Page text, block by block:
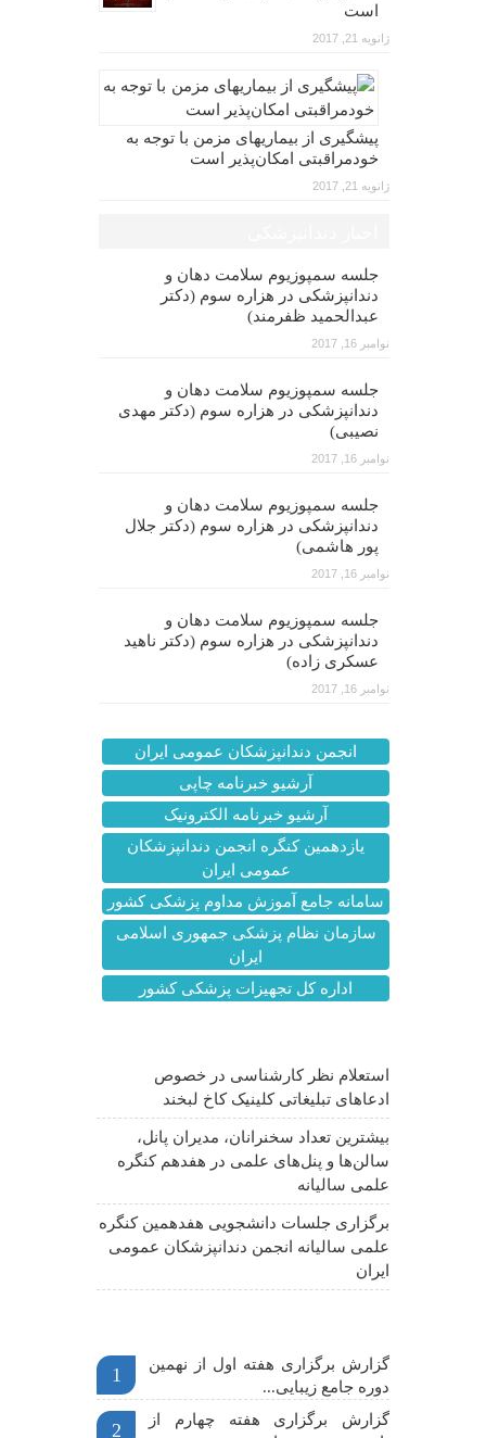
است
ژانویه 21, 2017
پیشگیری از بیماریهای مزمن با توجه به
خودمراقبتی امکان‌پذیر است
ژانویه 21, 2017
جلسه سمپوزیوم سلامت دهان و
دندانپزشکی در هزاره سوم (دکتر
عبدالحمید ظفرمند)
نوامبر 16, 2017
جلسه سمپوزیوم سلامت دهان و
دندانپزشکی در هزاره سوم (دکتر مهدی
نصیبی)
نوامبر 16, 2017
جلسه سمپوزیوم سلامت دهان و
دندانپزشکی در هزاره سوم (دکتر جلال
پور هاشمی)
نوامبر 16, 2017
جلسه سمپوزیوم سلامت دهان و
دندانپزشکی در هزاره سوم (دکتر ناهید
عسکری زاده)
نوامبر 16, 2017
انجمن دندانپزشکان عمومی ایران
آرشیو خبرنامه چاپی
آرشیو خبرنامه الکترونیک
یازدهمین کنگره انجمن دندانپزشکان
عمومی ایران
سامانه جامع آموزش مداوم پزشکی کشور
سازمان نظام پزشکی جمهوری اسلامی
ایران
اداره کل تجهیزات پزشکی کشور
استعلام نظر کارشناسی در خصوص
ادعاهای تبلیغاتی کلینیک کاخ لبخند
بیشترین تعداد سخنرانان، مدیران پانل،
سالن‌ها و پنل‌های علمی در هفدهم کنگره
علمی سالیانه
برگزاری جلسات دانشجویی هفدهمین کنگره
علمی سالیانه انجمن دندانپزشکان عمومی
ایران
1
گزارش برگزاری هفته اول از نهمین
دوره جامع زیبایی...
2
گزارش برگزاری هفته چهارم از